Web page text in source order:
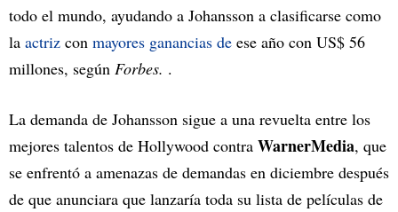
todo el mundo, ayudando a Johansson a clasificarse como
la actriz con mayores ganancias de ese año con US$ 56
millones, según Forbes. .
La demanda de Johansson sigue a una revuelta entre los
mejores talentos de Hollywood contra WarnerMedia, que
se enfrentó a amenazas de demandas en diciembre después
de que anunciara que lanzaría toda su lista de películas de